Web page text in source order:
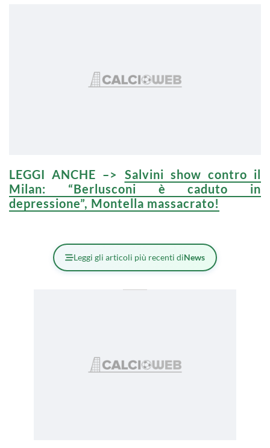
LEGGI ANCHE –> Salvini show contro il
Milan: “Berlusconi è caduto in
depressione”, Montella massacrato!
Leggi gli articoli più recenti diNews